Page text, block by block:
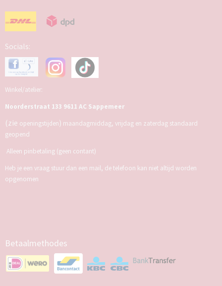
Socials:
Winkel/atelier:
Noorderstraat 133 9611 AC Sappemeer
(zie openingstijden) maandagmiddag, vrijdag en zaterdag standaard
geopend
Alleen pinbetaling (geen contant)
Heb je een vraag stuur dan een mail, de telefoon kan niet altijd worden
opgenomen
Betaalmethodes